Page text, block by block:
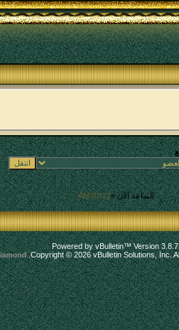
الساعة الآن »02:22 AM
.
Powered by vBulletin™ Version 3.8.7
Copyright © 2026 vBulletin Solutions, Inc.